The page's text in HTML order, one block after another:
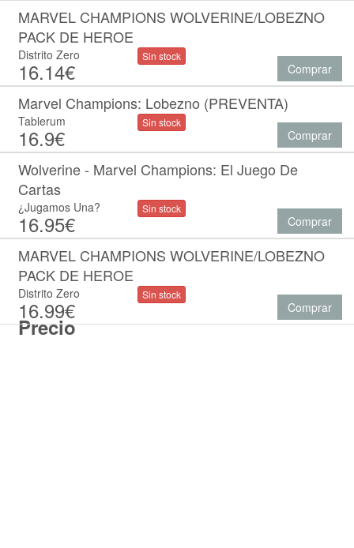
Precio
MARVEL CHAMPIONS WOLVERINE/LOBEZNO
PACK DE HEROE
Distrito Zero
16.14€
Sin stock
Comprar
Marvel Champions: Lobezno (PREVENTA)
Tablerum
16.9€
Sin stock
Comprar
Wolverine - Marvel Champions: El Juego De
Cartas
¿Jugamos Una?
16.95€
Sin stock
Comprar
MARVEL CHAMPIONS WOLVERINE/LOBEZNO
PACK DE HEROE
Distrito Zero
16.99€
Sin stock
Comprar